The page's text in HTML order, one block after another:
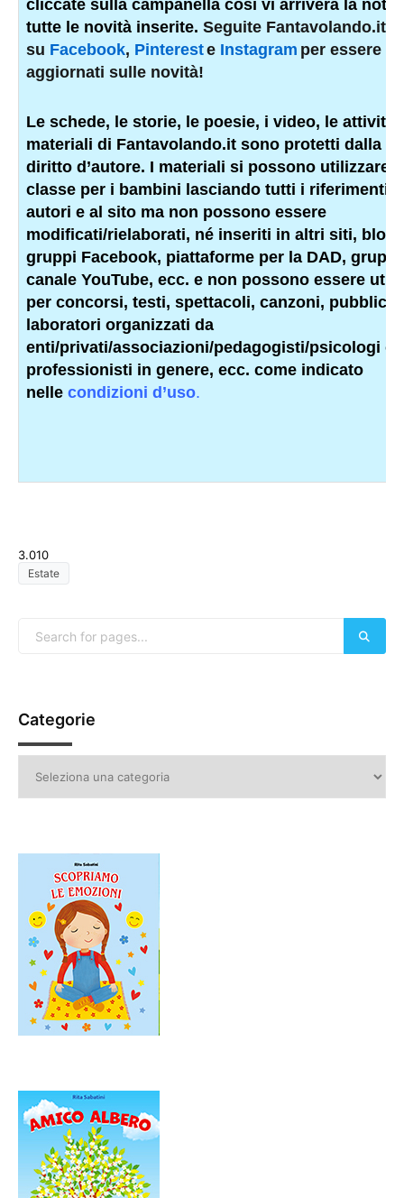
cliccate sulla campanella così vi arriverà la
tutte le novità inserite. Seguite Fantavolando.it
su Facebook, Pintereste Instagram per essere
aggiornati sulle novità!
Le schede, le storie, le poesie, i video, le attività
materiali di Fantavolando.it sono protetti dalla
diritto d’autore. I materiali si possono utilizzare
classe per i bambini lasciando tutti i riferimenti
autori e al sito ma non possono essere
modificati/rielaborati, né inseriti in altri siti, blog,
gruppi Facebook, piattaforme per la DAD,
canale YouTube, ecc. e non possono essere
per concorsi, testi, spettacoli, canzoni,
laboratori organizzati da
enti/privati/associazioni/pedagogisti/psicologi o
professionisti in genere, ecc. come indicato
nelle condizioni d’uso.
3.010
Estate
Categorie